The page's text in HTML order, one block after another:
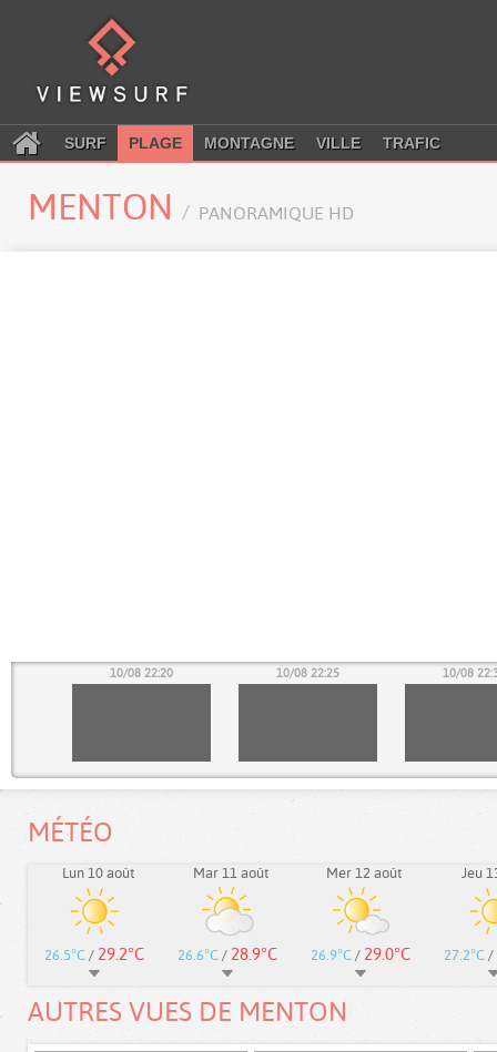
SURF PLAGE MONTAGNE VILLE TRAFIC
MENTON PANORAMIQUE HD
10/08 22:20 10/08 22:25 10/08
MÉTÉO
Lun 10 août
26.5°C / 29.2°C
Mar 11 août
26.6°C / 28.9°C
Mer 12 août
26.9°C / 29.0°C
Jeu
27.2°C /
AUTRES VUES DE MENTON